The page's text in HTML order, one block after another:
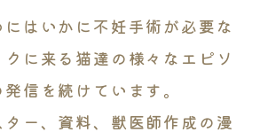
はいかに不妊手術が必要な
に来る猫達の様々なエピソ
信を続けています。
ー、資料、獣医師作成の漫